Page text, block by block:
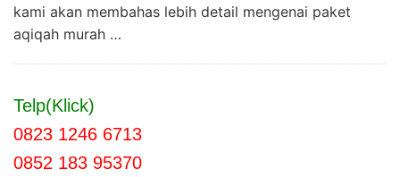
kami akan membahas lebih detail mengenai paket
aqiqah murah …
Telp(Klick)
0823 1246 6713
0852 183 95370